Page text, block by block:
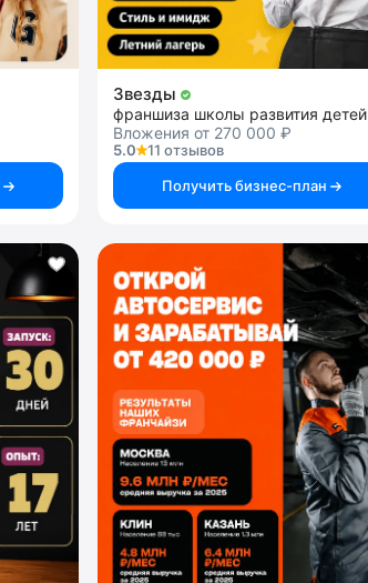
Звезды
франшиза школы развития детей
Вложения от 270 000 ₽
5.0
11 отзывов
Получить бизнес-план